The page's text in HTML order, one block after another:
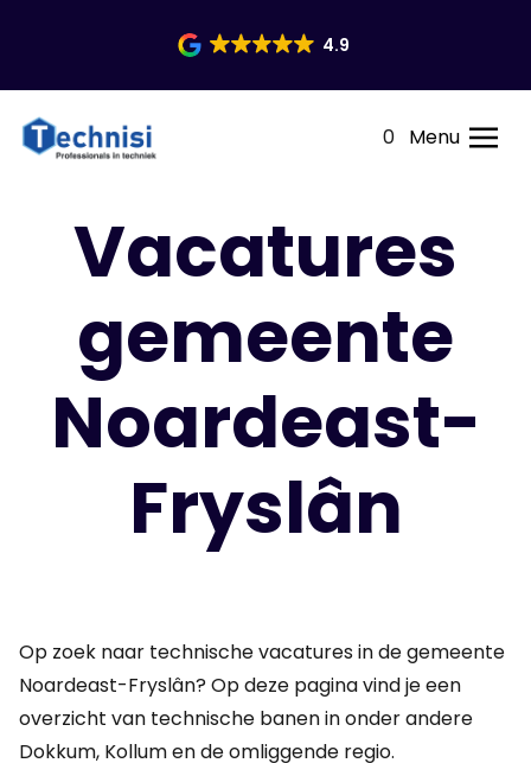
4.9
0 Menu
Vacatures
gemeente
Noardeast-
Fryslân
Op zoek naar technische vacatures in de gemeente
Noardeast-Fryslân? Op deze pagina vind je een
overzicht van technische banen in onder andere
Dokkum, Kollum en de omliggende regio.